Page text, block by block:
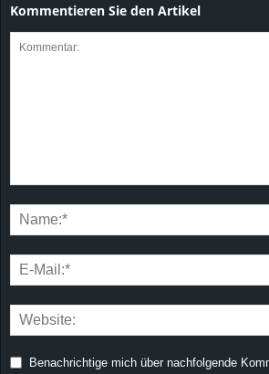
Kommentieren Sie den Artikel
Benachrichtige mich über nachfolgende